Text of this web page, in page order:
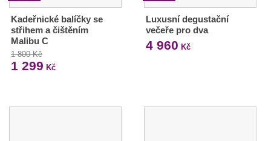
Kadeřnické balíčky se
střihem a čištěním
Malibu C
1 800 Kč
1 299 Kč
Luxusní degustační
večeře pro dva
4 960 Kč